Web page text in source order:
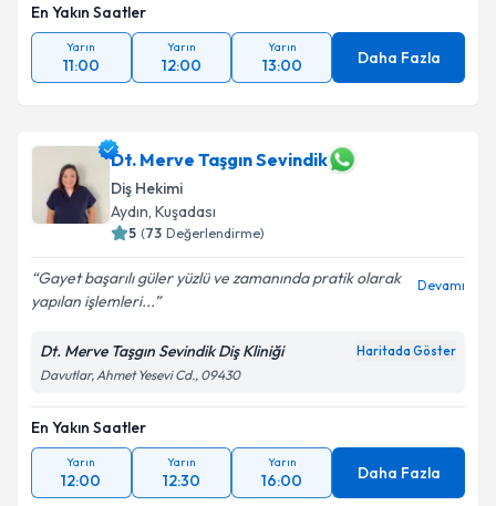
En Yakın Saatler
Yarın
11:00
Yarın
12:00
Yarın
13:00 Daha Fazla
Dt. Merve Taşgın Sevindik
Diş Hekimi
Aydın, Kuşadası
5 (73 Değerlendirme)
Gayet başarılı güler yüzlü ve zamanında pratik olarak
yapılan işlemleri...
Devamı
Dt. Merve Taşgın Sevindik Diş Kliniği Haritada Göster
Davutlar, Ahmet Yesevi Cd., 09430
En Yakın Saatler
Yarın
12:00
Yarın
12:30
Yarın
16:00 Daha Fazla